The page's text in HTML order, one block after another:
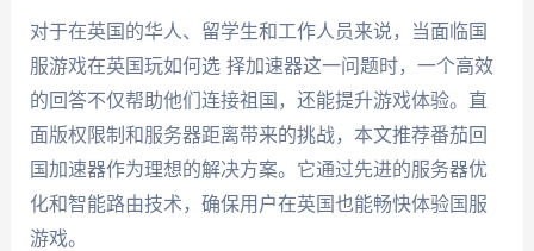
对于在英国的华人、留学生和工作人员来说，当面临国
服游戏在英国玩如何选 择加速器这一问题时，一个高效
的回答不仅帮助他们连接祖国，还能提升游戏体验。直
面版权限制和服务器距离带来的挑战，本文推荐番茄回
国加速器作为理想的解决方案。它通过先进的服务器优
化和智能路由技术，确保用户在英国也能畅快体验国服
游戏。